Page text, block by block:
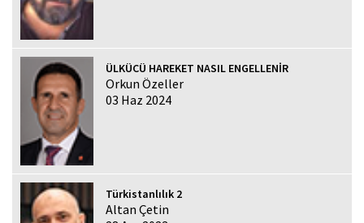
ÜLKÜCÜ HAREKET NASIL ENGELLENİR
Orkun Özeller
03 Haz 2024
Türkistanlılık 2
Altan Çetin